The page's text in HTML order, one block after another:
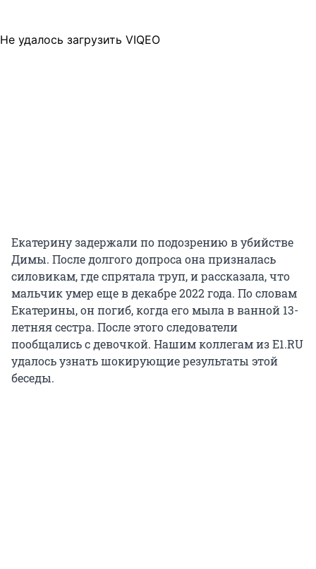
Не удалось загрузить VIQEO
Екатерину задержали по подозрению в убийстве
Димы. После долгого допроса она призналась
силовикам, где спрятала труп, и рассказала, что
мальчик умер еще в декабре 2022 года. По словам
Екатерины, он погиб, когда его мыла в ванной 13-
летняя сестра. После этого следователи
пообщались с девочкой. Нашим коллегам из E1.RU
удалось узнать шокирующие результаты этой
беседы.